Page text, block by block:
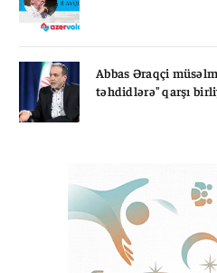
Abbas Əraqçi
təhdidlərə" qarşı